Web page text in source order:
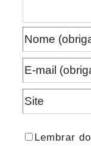
Lembrar